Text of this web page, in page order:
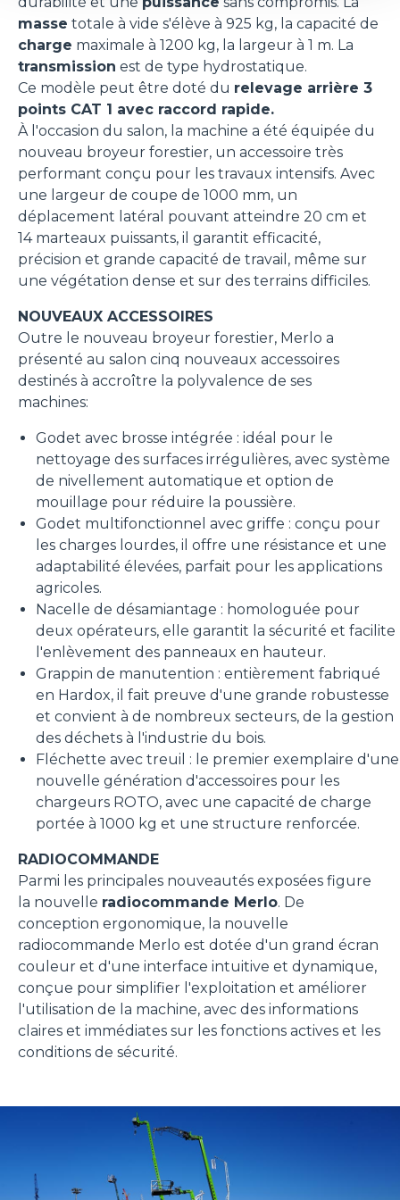
masse totale à vide s'élève à 925 kg, la capacité de
charge maximale à 1200 kg, la largeur à 1 m. La
transmission est de type hydrostatique.
Ce modèle peut être doté du relevage arrière 3
points CAT 1 avec raccord rapide.
À l'occasion du salon, la machine a été équipée du
nouveau broyeur forestier, un accessoire très
performant conçu pour les travaux intensifs. Avec
une largeur de coupe de 1000 mm, un
déplacement latéral pouvant atteindre 20 cm et
14 marteaux puissants, il garantit efficacité,
précision et grande capacité de travail, même sur
une végétation dense et sur des terrains difficiles.
NOUVEAUX ACCESSOIRES
Outre le nouveau broyeur forestier, Merlo a
présenté au salon cinq nouveaux accessoires
destinés à accroître la polyvalence de ses
machines:
Godet avec brosse intégrée : idéal pour le
nettoyage des surfaces irrégulières, avec système
de nivellement automatique et option de
mouillage pour réduire la poussière.
Godet multifonctionnel avec griffe : conçu pour
les charges lourdes, il offre une résistance et une
adaptabilité élevées, parfait pour les applications
agricoles.
Nacelle de désamiantage : homologuée pour
deux opérateurs, elle garantit la sécurité et facilite
l'enlèvement des panneaux en hauteur.
Grappin de manutention : entièrement fabriqué
en Hardox, il fait preuve d'une grande robustesse
et convient à de nombreux secteurs, de la gestion
des déchets à l'industrie du bois.
Fléchette avec treuil : le premier exemplaire d'une
nouvelle génération d'accessoires pour les
chargeurs ROTO, avec une capacité de charge
portée à 1000 kg et une structure renforcée.
RADIOCOMMANDE
Parmi les principales nouveautés exposées figure
la nouvelle radiocommande Merlo. De
conception ergonomique, la nouvelle
radiocommande Merlo est dotée d'un grand écran
couleur et d'une interface intuitive et dynamique,
conçue pour simplifier l'exploitation et améliorer
l'utilisation de la machine, avec des informations
claires et immédiates sur les fonctions actives et les
conditions de sécurité.